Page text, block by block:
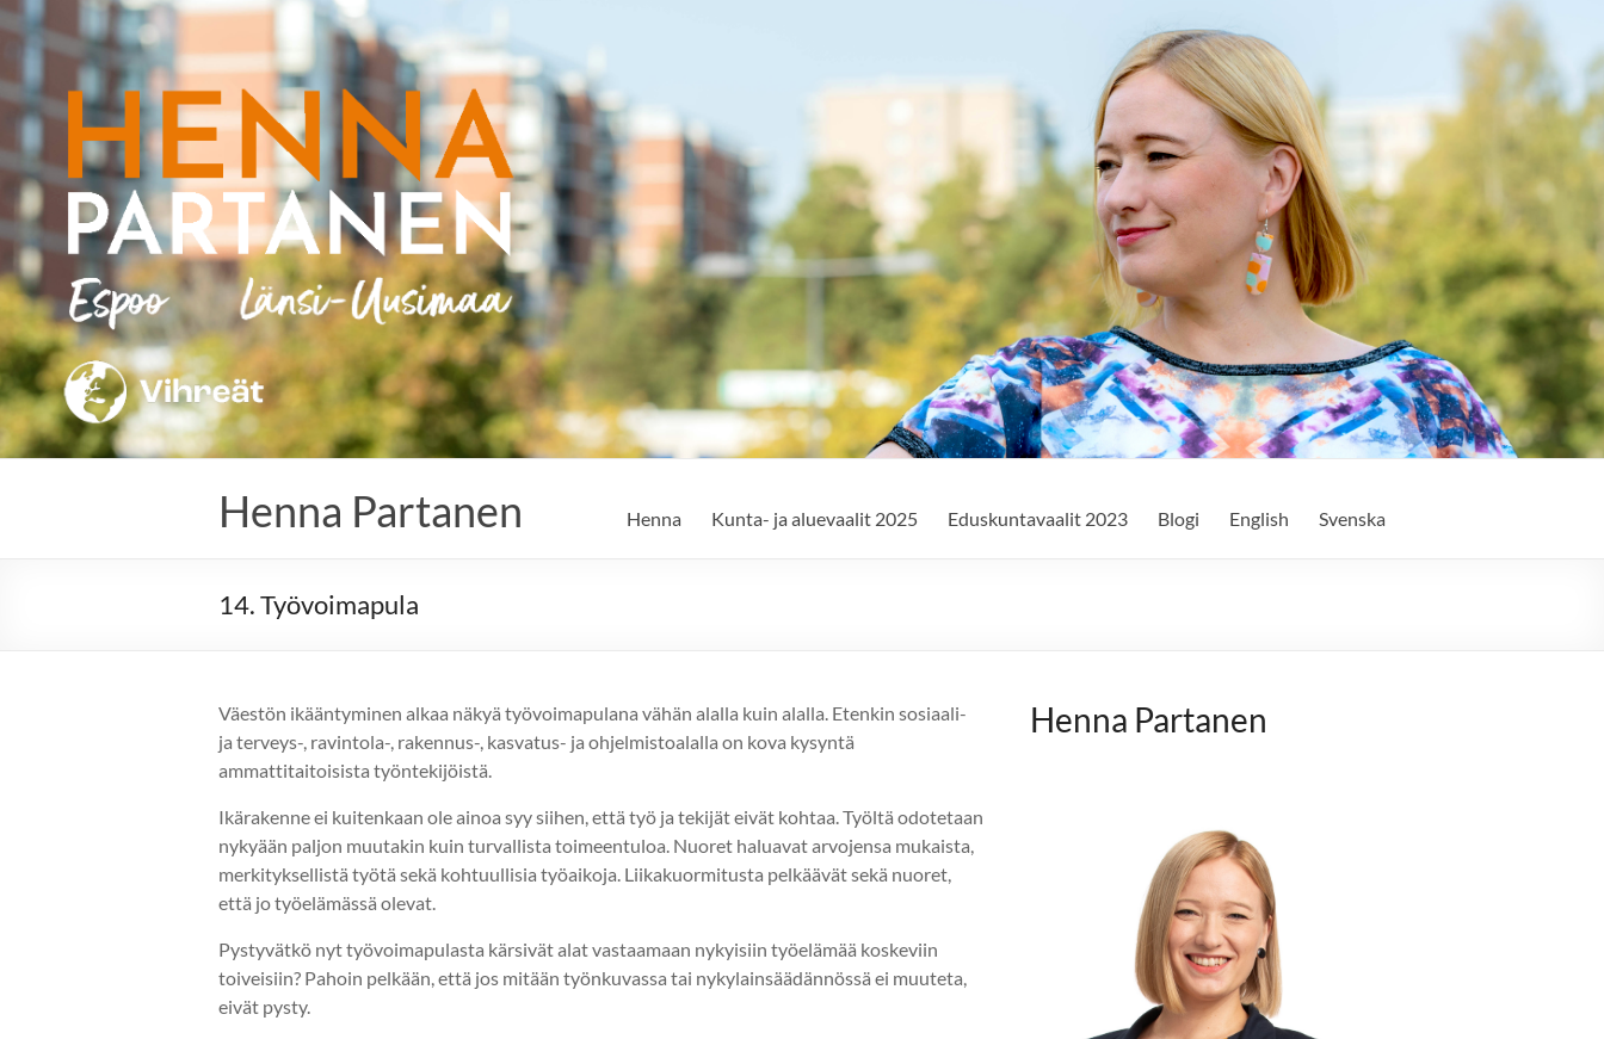
Skip
to
content
Henna Partanen Henna Kunta- ja aluevaalit 2025 Eduskuntavaalit 2023 Blogi English Svenska
14. Työvoimapula
Väestön ikääntyminen alkaa näkyä työvoimapulana vähän alalla kuin alalla. Etenkin sosiaali-
ja terveys-, ravintola-, rakennus-, kasvatus- ja ohjelmistoalalla on kova kysyntä
ammattitaitoisista työntekijöistä.
Ikärakenne ei kuitenkaan ole ainoa syy siihen, että työ ja tekijät eivät kohtaa. Työltä odotetaan
nykyään paljon muutakin kuin turvallista toimeentuloa. Nuoret haluavat arvojensa mukaista,
merkityksellistä työtä sekä kohtuullisia työaikoja. Liikakuormitusta pelkäävät sekä nuoret,
että jo työelämässä olevat.
Pystyvätkö nyt työvoimapulasta kärsivät alat vastaamaan nykyisiin työelämää koskeviin
toiveisiin? Pahoin pelkään, että jos mitään työnkuvassa tai nykylainsäädännössä ei muuteta,
eivät pysty.
Henna Partanen